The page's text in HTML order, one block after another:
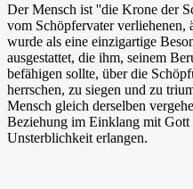
Der Mensch ist ''die Krone der
vom Schöpfervater verliehenen,
wurde als eine einzigartige
ausgestattet, die ihm, seinem
befähigen sollte, über die
herrschen, zu siegen und zu
Mensch gleich derselben
Beziehung im Einklang mit
Unsterblichkeit erlangen.